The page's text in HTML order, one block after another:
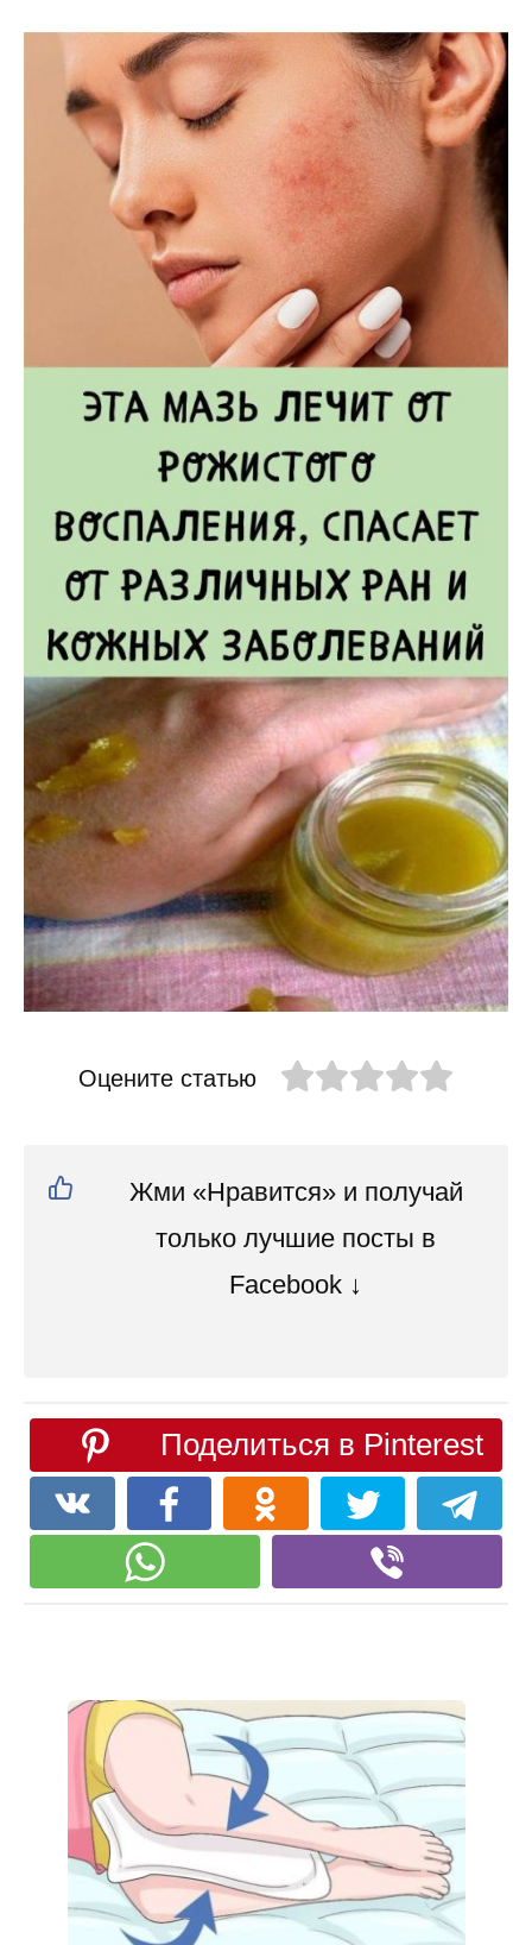
Оцените статью
Жми «Нравится» и получай
только лучшие посты в
Facebook ↓
Поделиться в Pinterest